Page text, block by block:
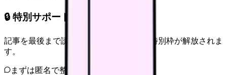
🔒 特別サポート枠（未開放）
記事を最後まで読むと、転職サポートの特別枠が解放されま
す。
まずは匿名で整理